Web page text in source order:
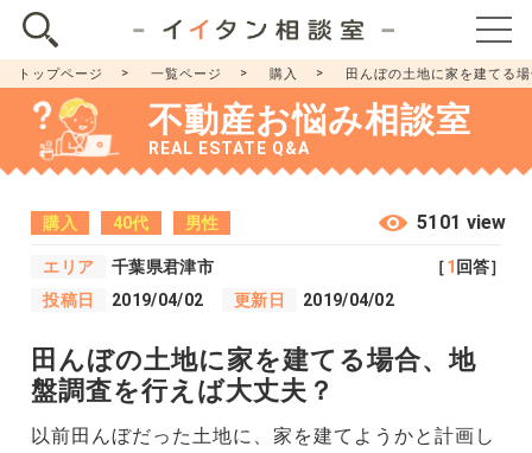
トップページ 一覧ページ 購入 田んぼの土地に家を建てる
不動産お悩み相談室
REAL ESTATE Q&A
購入 40代 男性
エリア
千葉県君津市
投稿日
2019/04/02 更新日 2019/04/02
［1 回答］
5101 view
田んぼの土地に家を建てる場合、地
盤調査を行えば大丈夫？
以前田んぼだった土地に、家を建てようかと計画し